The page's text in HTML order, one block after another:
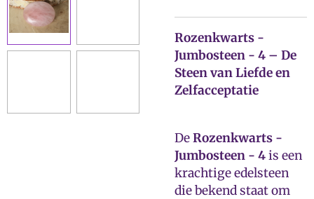
Rozenkwarts -
Jumbosteen - 4 – De
Steen van Liefde en
Zelfacceptatie
DeRozenkwarts -
Jumbosteen - 4is een
krachtige edelsteen
die bekend staat om